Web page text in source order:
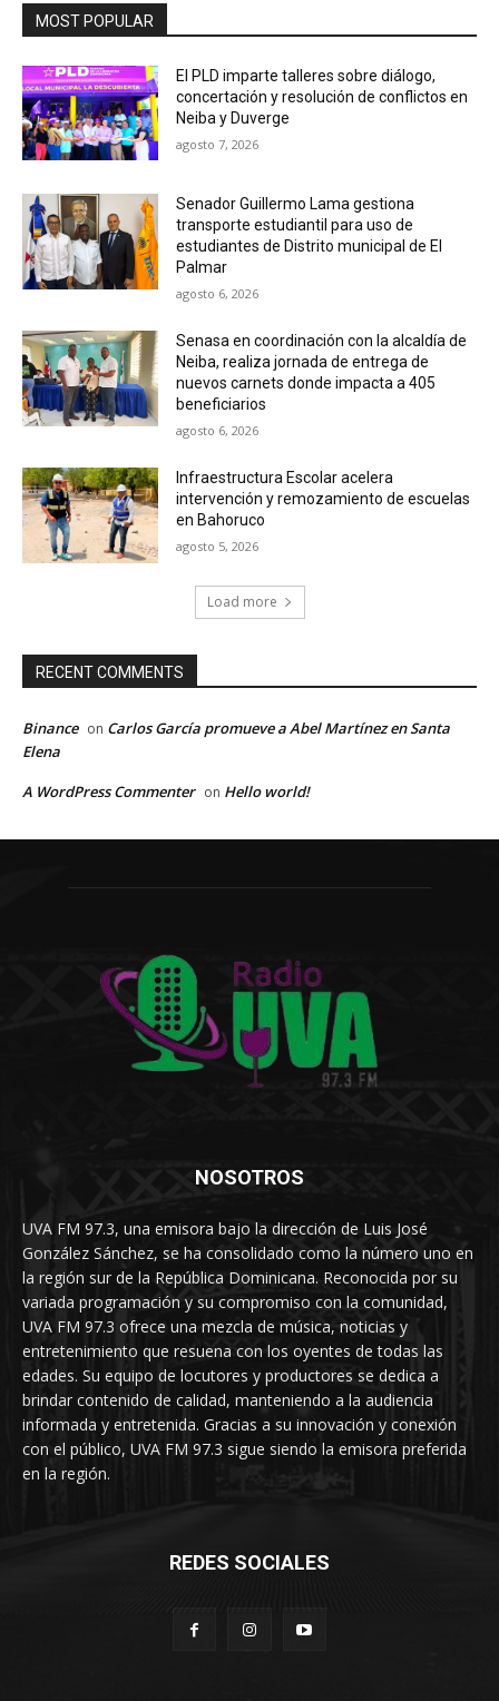
MOST POPULAR
El PLD imparte talleres sobre diálogo,
concertación y resolución de conflictos en
Neiba y Duverge
agosto 7, 2026
Senador Guillermo Lama gestiona
transporte estudiantil para uso de
estudiantes de Distrito municipal de El
Palmar
agosto 6, 2026
Senasa en coordinación con la alcaldía de
Neiba, realiza jornada de entrega de
nuevos carnets donde impacta a 405
beneficiarios
agosto 6, 2026
Infraestructura Escolar acelera
intervención y remozamiento de escuelas
en Bahoruco
agosto 5, 2026
Load more
RECENT COMMENTS
Binance on Carlos García promueve a Abel Martínez en Santa
Elena
A WordPress Commenter on Hello world!
NOSOTROS
UVA FM 97.3, una emisora bajo la dirección de Luis José
González Sánchez, se ha consolidado como la número uno en
la región sur de la República Dominicana. Reconocida por su
variada programación y su compromiso con la comunidad,
UVA FM 97.3 ofrece una mezcla de música, noticias y
entretenimiento que resuena con los oyentes de todas las
edades. Su equipo de locutores y productores se dedica a
brindar contenido de calidad, manteniendo a la audiencia
informada y entretenida. Gracias a su innovación y conexión
con el público, UVA FM 97.3 sigue siendo la emisora preferida
en la región.
REDES SOCIALES